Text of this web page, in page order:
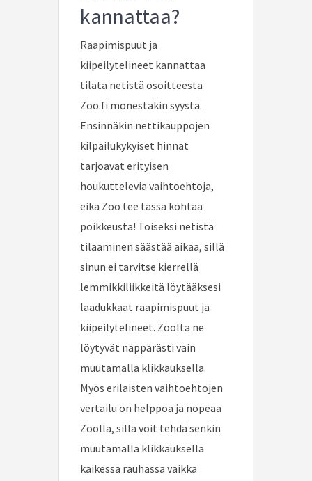
kannattaa?
Raapimispuut ja
kiipeilytelineet kannattaa
tilata netistä osoitteesta
Zoo.fi monestakin syystä.
Ensinnäkin nettikauppojen
kilpailukykyiset hinnat
tarjoavat erityisen
houkuttelevia vaihtoehtoja,
eikä Zoo tee tässä kohtaa
poikkeusta! Toiseksi netistä
tilaaminen säästää aikaa, sillä
sinun ei tarvitse kierrellä
lemmikkiliikkeitä löytääksesi
laadukkaat raapimispuut ja
kiipeilytelineet. Zoolta ne
löytyvät näppärästi vain
muutamalla klikkauksella.
Myös erilaisten vaihtoehtojen
vertailu on helppoa ja nopeaa
Zoolla, sillä voit tehdä senkin
muutamalla klikkauksella
kaikessa rauhassa vaikka